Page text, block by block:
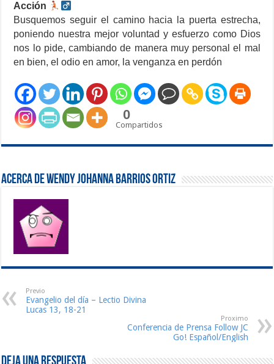
Acción
Busquemos seguir el camino hacia la puerta estrecha,
poniendo nuestra mejor voluntad y esfuerzo como Dios
nos lo pide, cambiando de manera muy personal el mal
en bien, el odio en amor, la venganza en perdón
0
Compartidos
Acerca de Wendy Johanna Barrios Ortiz
Previo
Evangelio del día – Lectio Divina
Lucas 13, 18-21
Proximo
Conferencia de Prensa Follow JC
Go! Español/English